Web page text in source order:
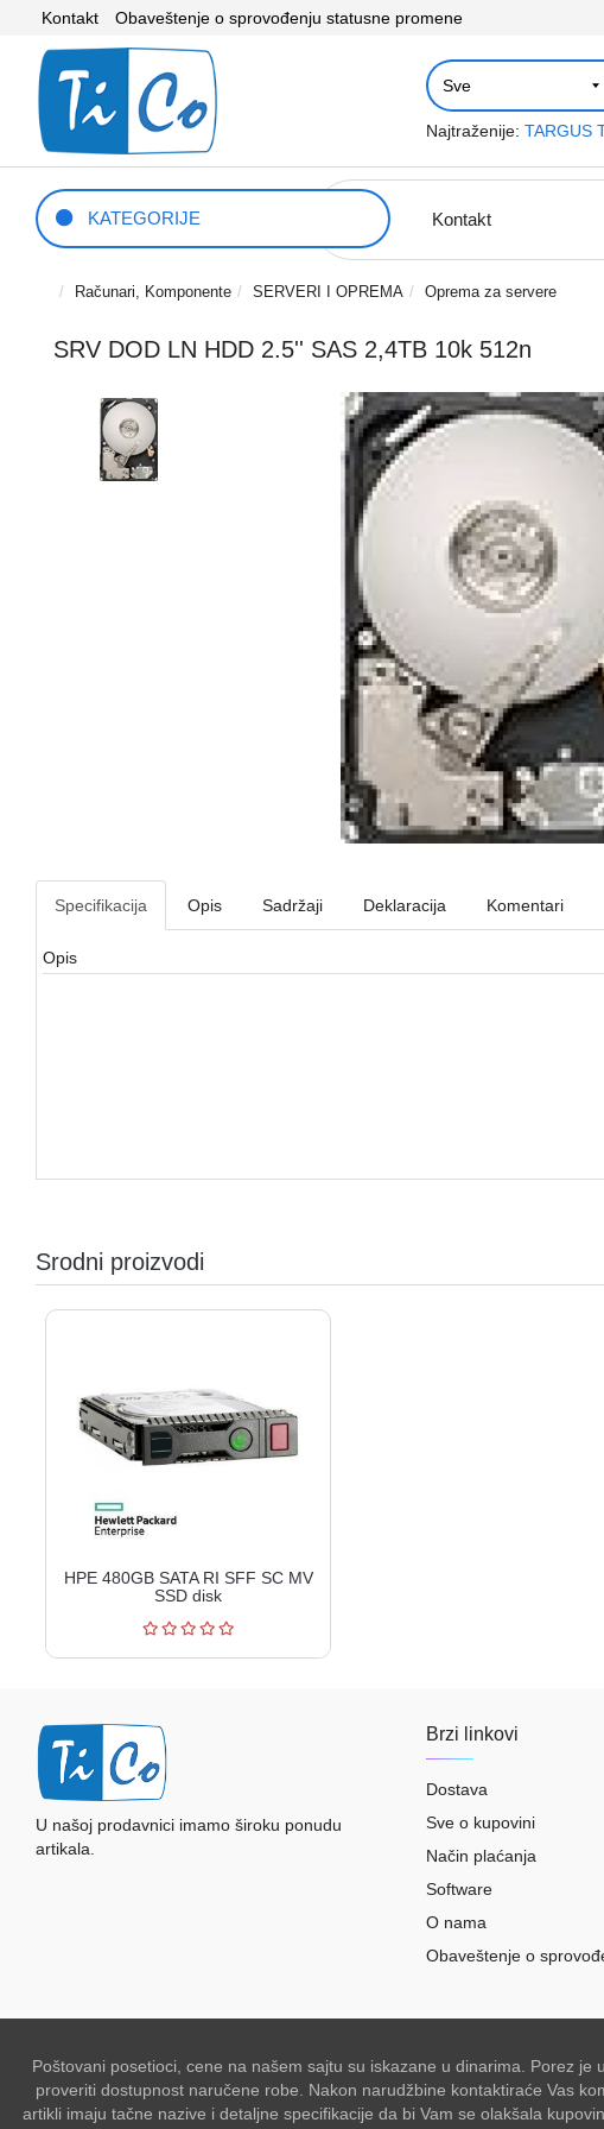
Kontakt Obaveštenje o sprovođenju statusne promene
Najtraženije:
KATEGORIJE Kontakt
Računari, Komponente SERVERI I OPREMA Oprema za servere
SRV DOD LN HDD 2.5'' SAS 2,4TB 10k 512n
Specifikacija Opis Sadržaji Deklaracija Komentari
Opis
Srodni proizvodi
HPE 480GB SATA RI SFF SC MV
SSD disk
U našoj prodavnici imamo široku ponudu
artikala.
Brzi linkovi
Dostava
Sve o kupovini
Način plaćanja
Software
O nama
Obaveštenje o
Poštovani posetioci, cene na našem sajtu su iskazane u dinarima. Porez
proveriti dostupnost naručene robe. Nakon narudžbine kontaktiraće Vas
artikli imaju tačne nazive i detaljne specifikacije da bi Vam se olakšala